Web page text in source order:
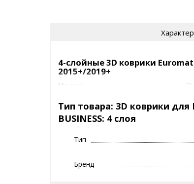
4-слойные 3D коврики
2015+/2019+
Модель
Класс
Задний ряд
с
Подпятник
Коврики
⊕ объединяют лучшие
Тип товара: 3D коврики для
BUSINESS: 4 слоя
Тип
Бренд